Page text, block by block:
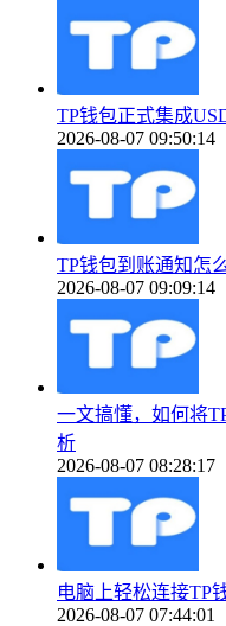
TP钱包正式集成
2026-08-07 09:50:14
TP钱包到账通知怎
2026-08-07 09:09:14
一文搞懂，如何将
析
2026-08-07 08:28:17
电脑上轻松连接TP
2026-08-07 07:44:01